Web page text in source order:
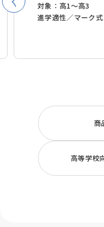
対象：高1〜高3
進学適性／マーク式
商
高等学校